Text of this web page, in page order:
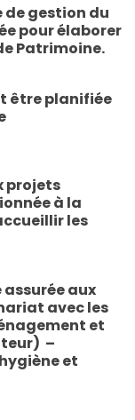
de gestion du
pour élaborer
Patrimoine.
être planifiée
projets
à la
les
aux
avec les
et
–
et